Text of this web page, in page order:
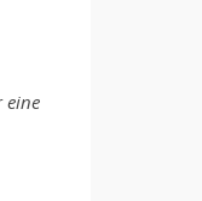
eine